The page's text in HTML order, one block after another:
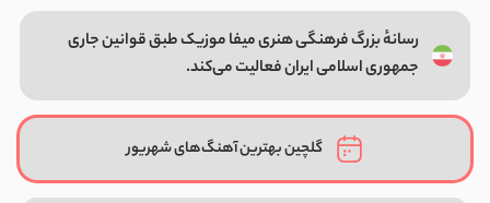
رسانهٔ بزرگ فرهنگی هنری میفا موزیک طبق قوانین جاری
جمهوری اسلامی ایران فعالیت می‌کند.
گلچین بهترین آهنگ‌های شهریور